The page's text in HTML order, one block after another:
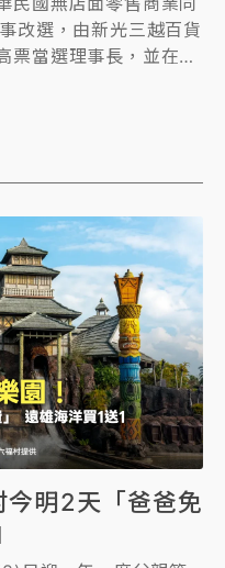
改選，由新光三越百貨
票當選理事長，並在數
書監交下，與第四屆
今明2天「爸爸免